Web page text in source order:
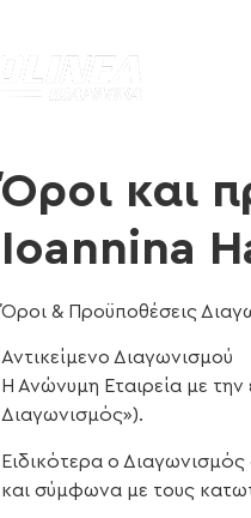
Όροι και
Ioannina
Όροι & Προϋποθέσεις
Αντικείμενο Διαγωνισμού
Η Ανώνυμη Εταιρεία με
Διαγωνισμός»).
Ειδικότερα ο
και σύμφωνα με τους